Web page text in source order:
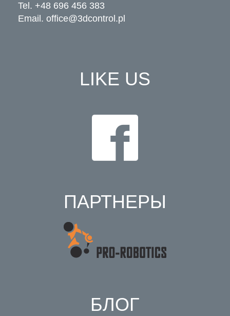
Tel. +48 696 456 383
Email. office@3dcontrol.pl
LIKE US
ПАРТНЕРЫ
БЛОГ